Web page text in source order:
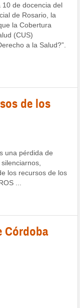
10 de docencia del
de Rosario, la
la Cobertura
(CUS)
a la Salud?”.
de los
una pérdida de
los recursos de los
...
Córdoba